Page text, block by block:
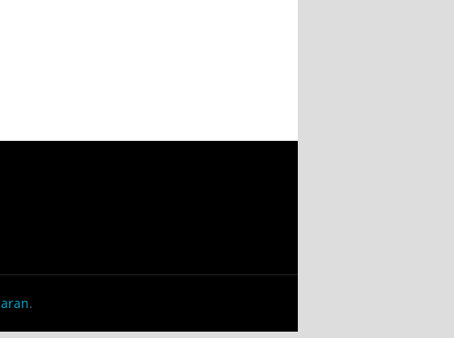
.